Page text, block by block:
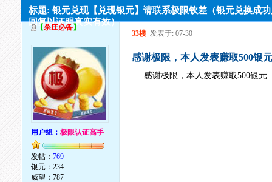
标题: 银元兑现【兑现银元】请联系极限钦差（银元兑换成
回复以证明真实有效）
【杀庄必备】
用户组：极限认证高手
发帖：769
银元：234
威望：787
33楼 发表于: 07-30
感谢极限，本人发表赚取500银
感谢极限，本人发表赚取500银元